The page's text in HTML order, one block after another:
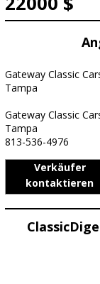
Gateway Classic
Tampa
Gateway Classic
Tampa
813-536-4976
Verkäufer
kontaktieren